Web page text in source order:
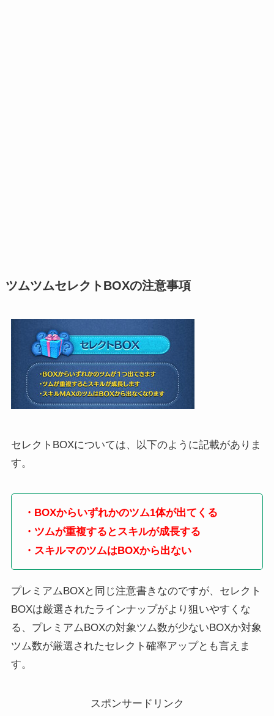
ツムツムセレクトBOXの注意事項
セレクトBOXについては、以下のように記載がありま
す。
・BOXからいずれかのツム1体が出てくる
・ツムが重複するとスキルが成長する
・スキルマのツムはBOXから出ない
プレミアムBOXと同じ注意書きなのですが、セレクト
BOXは厳選されたラインナップがより狙いやすくな
る、プレミアムBOXの対象ツム数が少ないBOXか対象
ツム数が厳選されたセレクト確率アップとも言えま
す。
スポンサードリンク